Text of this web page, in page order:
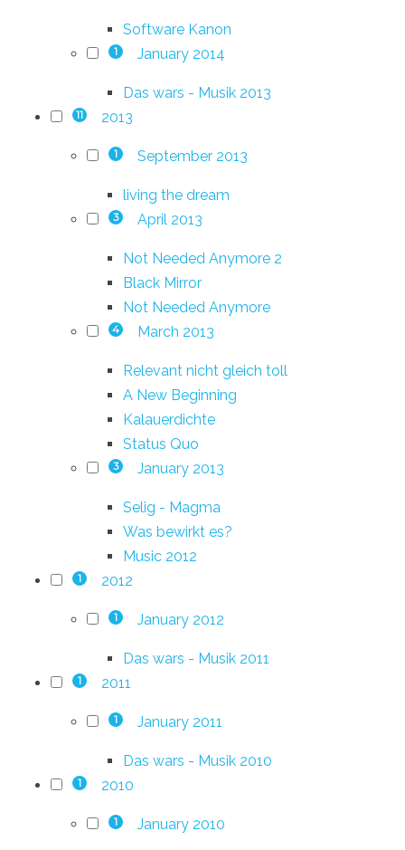
Software Kanon
1 January 2014
Das wars - Musik 2013
11 2013
1 September 2013
living the dream
3 April 2013
Not Needed Anymore 2
Black Mirror
Not Needed Anymore
4 March 2013
Relevant nicht gleich toll
A New Beginning
Kalauerdichte
Status Quo
3 January 2013
Selig - Magma
Was bewirkt es?
Music 2012
1 2012
1 January 2012
Das wars - Musik 2011
1 2011
1 January 2011
Das wars - Musik 2010
1 2010
1 January 2010